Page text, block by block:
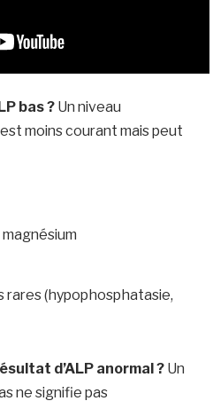
bas ? Un niveau
moins courant mais peut
rares (hypophosphatasie,
d’ALP anormal ? Un
ne signifie pas